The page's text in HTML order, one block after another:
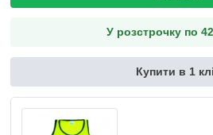
У розстрочку по
Купити в 1